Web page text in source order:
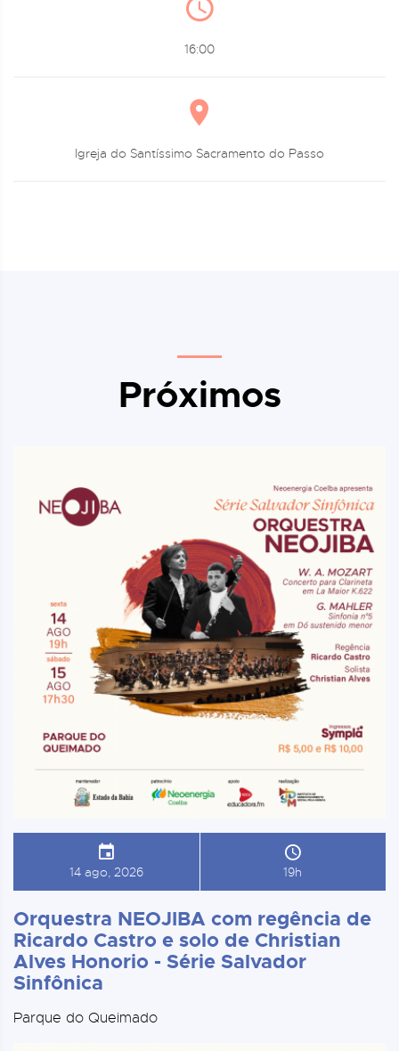
16:00
Igreja do Santíssimo Sacramento do Passo
Próximos
14 ago, 2026 19h
Orquestra NEOJIBA com regência de
Ricardo Castro e solo de Christian
Alves Honorio - Série Salvador
Sinfônica
Parque do Queimado